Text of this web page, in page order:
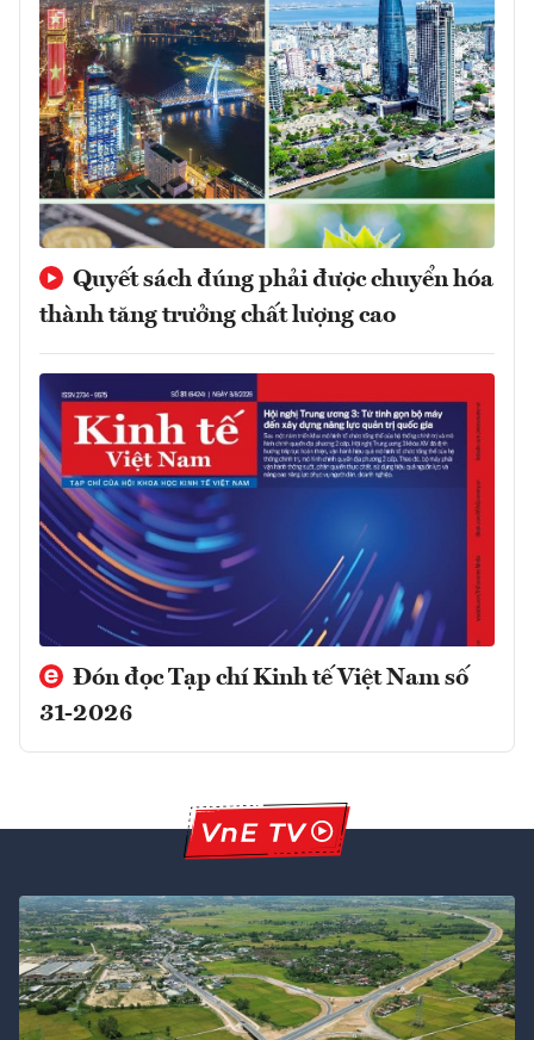
Quyết sách đúng phải được chuyển hóa
thành tăng trưởng chất lượng cao
Đón đọc Tạp chí Kinh tế Việt Nam số
31-2026